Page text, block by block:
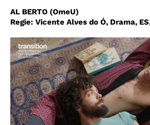
AL BERTO (OmeU)
Regie: Vicente Alves do Ó, Drama,